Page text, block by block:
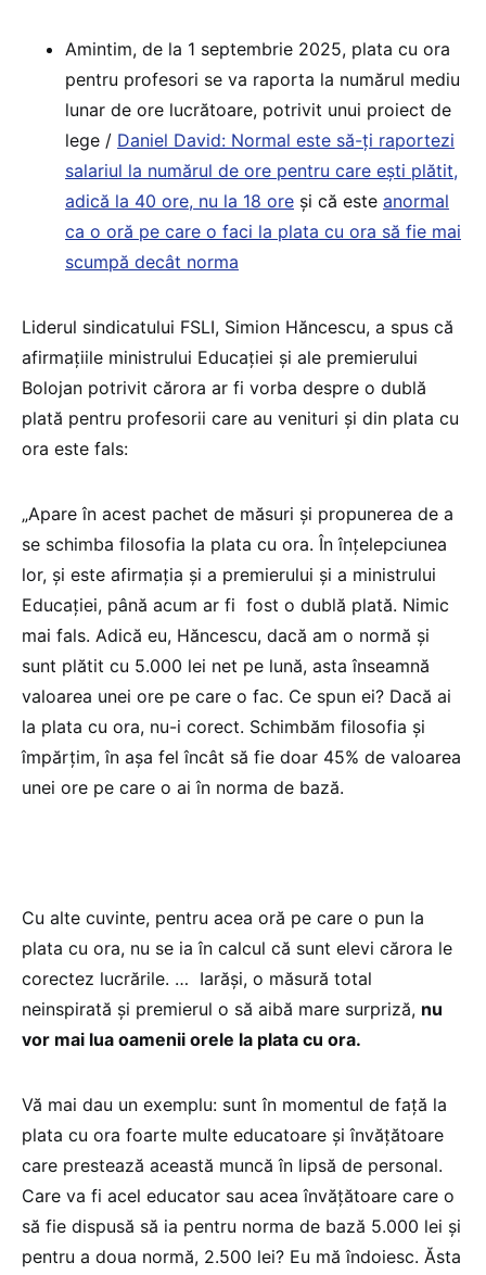
Amintim, de la 1 septembrie 2025, plata cu ora
pentru profesori se va raporta la numărul mediu
lunar de ore lucrătoare, potrivit unui proiect de
lege / Daniel David: Normal este să-ți raportezi
salariul la numărul de ore pentru care ești plătit,
adică la 40 ore, nu la 18 ore și că este anormal
ca o oră pe care o faci la plata cu ora să fie mai
scumpă decât norma
Liderul sindicatului FSLI, Simion Hăncescu, a spus că
afirmațiile ministrului Educației și ale premierului
Bolojan potrivit cărora ar fi vorba despre o dublă
plată pentru profesorii care au venituri și din plata cu
ora este fals:
„Apare în acest pachet de măsuri și propunerea de a
se schimba filosofia la plata cu ora. În înțelepciunea
lor, și este afirmația și a premierului și a ministrului
Educației, până acum ar fi fost o dublă plată. Nimic
mai fals. Adică eu, Hăncescu, dacă am o normă și
sunt plătit cu 5.000 lei net pe lună, asta înseamnă
valoarea unei ore pe care o fac. Ce spun ei? Dacă ai
la plata cu ora, nu-i corect. Schimbăm filosofia și
împărțim, în așa fel încât să fie doar 45% de valoarea
unei ore pe care o ai în norma de bază.
Cu alte cuvinte, pentru acea oră pe care o pun la
plata cu ora, nu se ia în calcul că sunt elevi cărora le
corectez lucrările. … Iarăși, o măsură total
neinspirată și premierul o să aibă mare surpriză, nu
vor mai lua oamenii orele la plata cu ora.
Vă mai dau un exemplu: sunt în momentul de față la
plata cu ora foarte multe educatoare și învățătoare
care prestează această muncă în lipsă de personal.
Care va fi acel educator sau acea învățătoare care o
să fie dispusă să ia pentru norma de bază 5.000 lei și
pentru a doua normă, 2.500 lei? Eu mă îndoiesc. Ăsta